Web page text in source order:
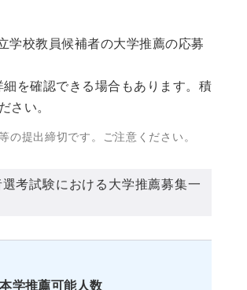
学校教員候補者の大学推薦の応募
を確認できる場合もあります。積
さい。
の提出締切です。ご注意ください。
考試験における大学推薦募集一
学推薦可能人数